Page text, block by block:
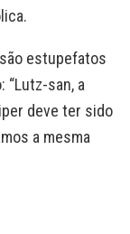
estupefatos
“Lutz-san, a
deve ter sido
a mesma